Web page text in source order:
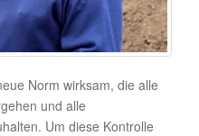
Norm wirksam, die alle
und alle
Um diese Kontrolle